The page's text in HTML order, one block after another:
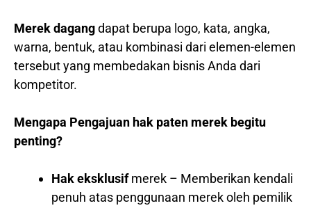
Merek dagangdapat berupa logo, kata, angka,
warna, bentuk, atau kombinasi dari elemen-elemen
tersebut yang membedakan bisnis Anda dari
kompetitor.
Mengapa Pengajuan hak paten merek begitu
penting?
Hak eksklusifmerek – Memberikan kendali
penuh atas penggunaan merek oleh pemilik